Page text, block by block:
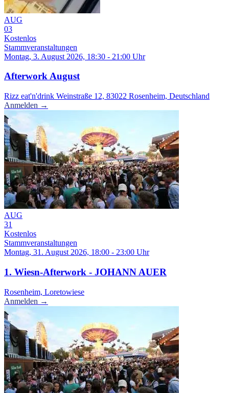
AUG
03
Kostenlos
Stammveranstaltungen
Montag, 3. August 2026, 18:30 - 21:00 Uhr
Afterwork August
Rizz eat'n'drink Weinstraße 12, 83022 Rosenheim, Deutschland
Anmelden →
AUG
31
Kostenlos
Stammveranstaltungen
Montag, 31. August 2026, 18:00 - 23:00 Uhr
1. Wiesn-Afterwork - JOHANN AUER
Rosenheim, Loretowiese
Anmelden →